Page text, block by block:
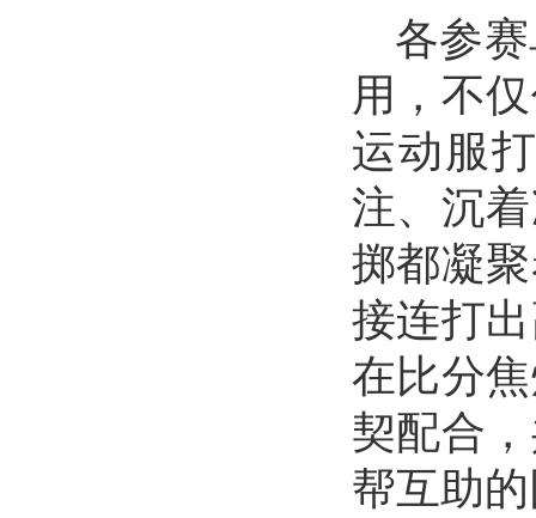
各参
用，不
运动服
注、沉
掷都凝
接连打
在比分
契配合
帮互助